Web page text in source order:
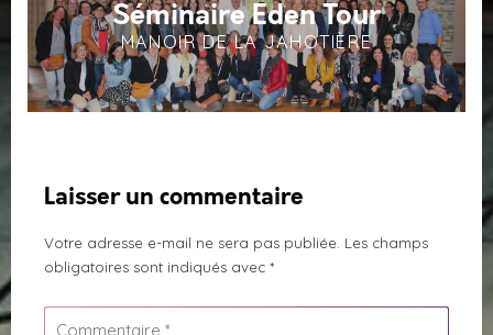
Séminaire Eden Tour
MANOIR DE LA JAHOTIÈRE
Laisser un commentaire
Votre adresse e-mail ne sera pas publiée. Les champs
obligatoires sont indiqués avec *